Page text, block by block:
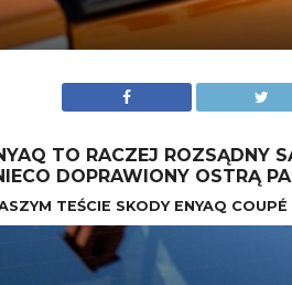
TO RACZEJ ROZSĄDNY
DOPRAWIONY OSTRĄ
TEŚCIE SKODY ENYAQ COUPÉ